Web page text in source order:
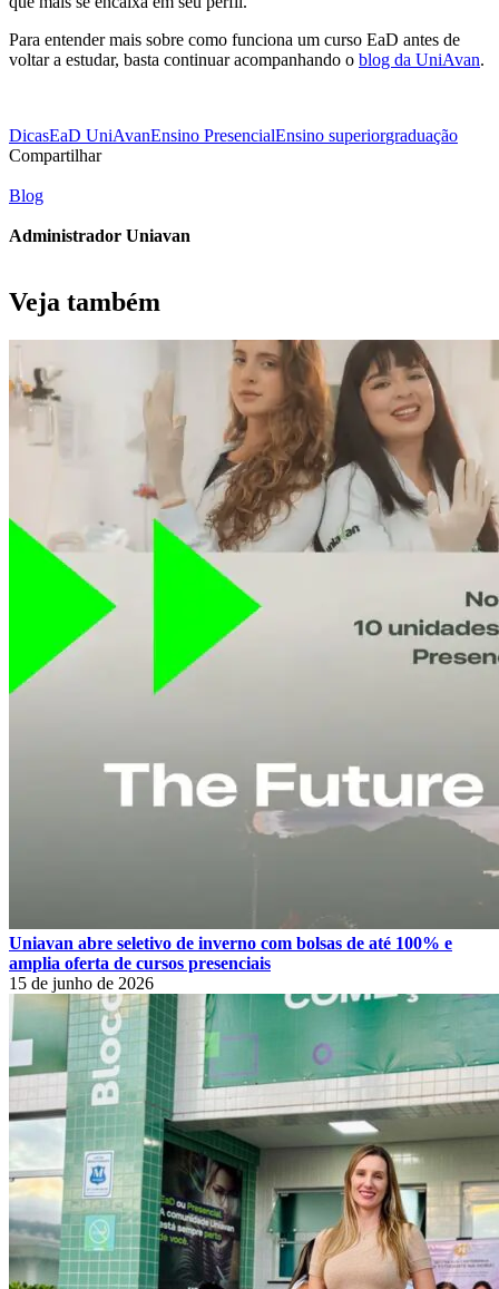
Para entender mais sobre como funciona um curso EaD antes de
voltar a estudar, basta continuar acompanhando o blog da UniAvan.
DicasEaD UniAvanEnsino PresencialEnsino superiorgraduação
Compartilhar
Blog
Administrador Uniavan
Veja também
Uniavan abre seletivo de inverno com bolsas de até 100% e
amplia oferta de cursos presenciais
15 de junho de 2026